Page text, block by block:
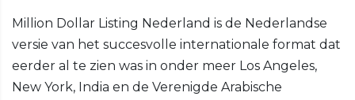
Million Dollar Listing Nederland is de Nederlandse
versie van het succesvolle internationale format dat
eerder al te zien was in onder meer Los Angeles,
New York, India en de Verenigde Arabische